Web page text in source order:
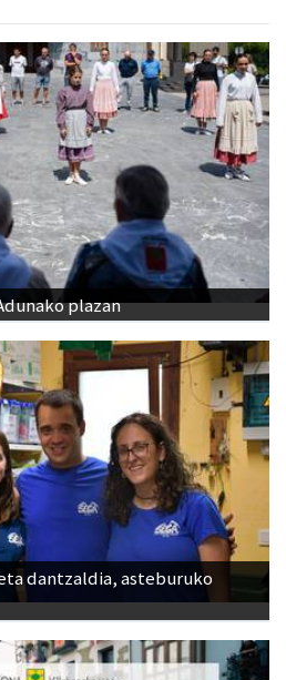
plazan
dantzaldia, asteburuko